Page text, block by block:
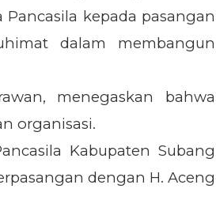
kepada pasangan
dalam membangun
menegaskan bahwa
organisasi.
Kabupaten Subang
dengan H. Aceng